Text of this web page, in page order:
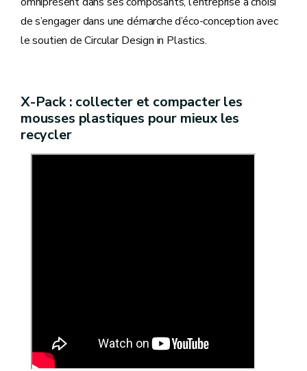
de s’engager dans une démarche d’éco-conception avec
le soutien de Circular Design in Plastics.
X-Pack : collecter et compacter les
mousses plastiques pour mieux les
recycler